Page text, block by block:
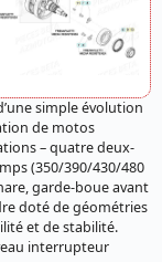
simple évolution
de motos
– quatre deux-
(350/390/430/480
garde-boue avant
doté de géométries
et de stabilité.
interrupteur